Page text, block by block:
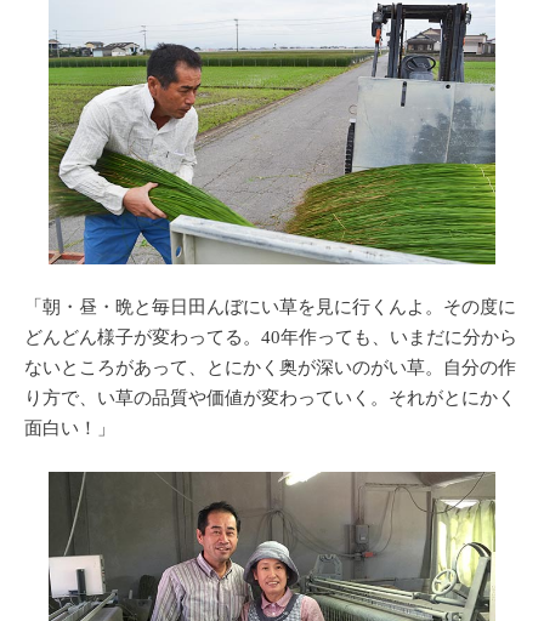
「朝・昼・晩と毎日田んぼにい草を見に行くんよ。その度に
どんどん様子が変わってる。40年作っても、いまだに分から
ないところがあって、とにかく奥が深いのがい草。自分の作
り方で、い草の品質や価値が変わっていく。それがとにかく
面白い！」